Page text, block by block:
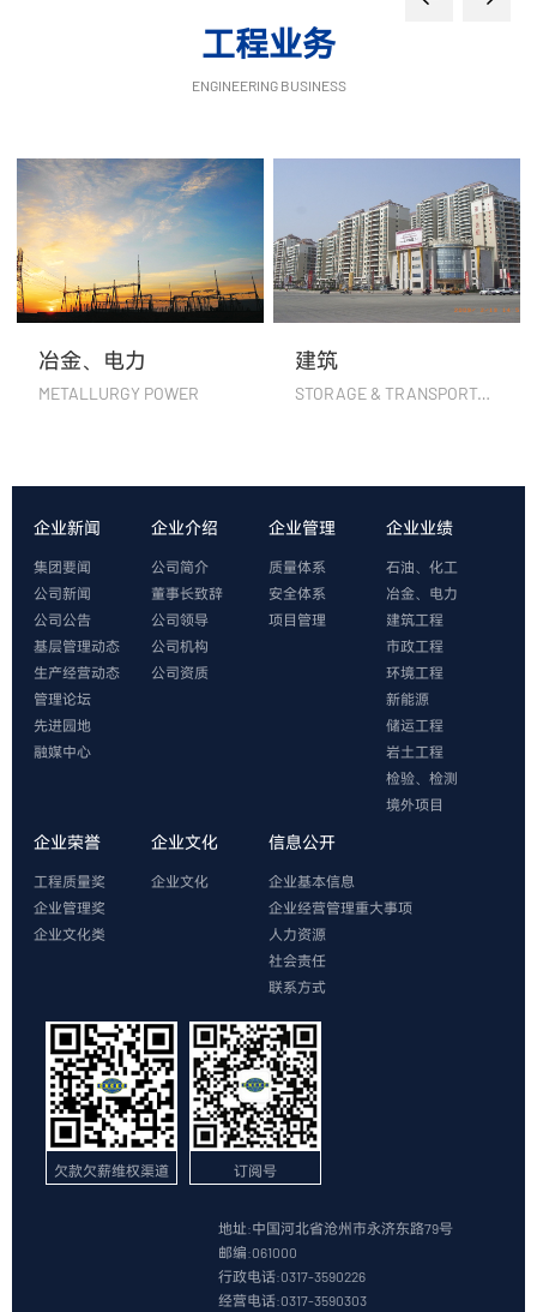
工程业务
ENGINEERING BUSINESS
冶金、电力
METALLURGY POWER
建筑
STORAGE & TRANSPORTATION
企业新闻
集团要闻
公司新闻
公司公告
基层管理动态
生产经营动态
管理论坛
先进园地
融媒中心
企业介绍
公司简介
董事长致辞
公司领导
公司机构
公司资质
企业管理
质量体系
安全体系
项目管理
企业业绩
石油、化工
冶金、电力
建筑工程
市政工程
环境工程
新能源
储运工程
岩土工程
检验、检测
境外项目
企业荣誉
工程质量奖
企业管理奖
企业文化类
企业文化
企业文化
信息公开
企业基本信息
企业经营管理重大事项
人力资源
社会责任
联系方式
欠款欠薪维权渠道 订阅号
地址:中国河北省沧州市永济东路79号
邮编:061000
行政电话:0317-3590226
经营电话:0317-3590303